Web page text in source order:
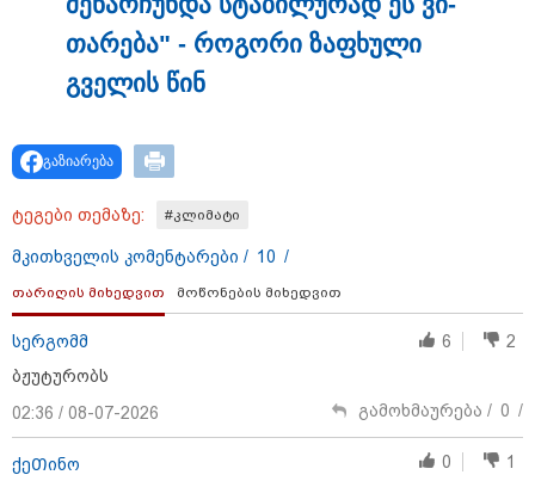
11:13 / 05-08-2026
Hisense წარმოგიდგენთ გზავნილს "ინოვაციები
უკეთესი ცხოვრებისათვის" FIFA-ს 2026 წლის
მსოფლიო ჩემპიონატზე™
თა­რე­ბა" - რო­გო­რი ზა­ფხუ­ლი
გვე­ლის წინ
გაზიარება
ტეგები თემაზე: #კლიმატი
მკითხველის კომენტარები / 10 /
თარიღის მიხედვით მოწონების მიხედვით
სერგომმ 6
2
ბჟუტურობს
02:36 / 08-07-2026
გამოხმაურება / 0 /
ქეᲗინო 0
1